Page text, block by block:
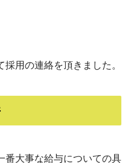
用の連絡を頂きました。
番大事な給与についての具